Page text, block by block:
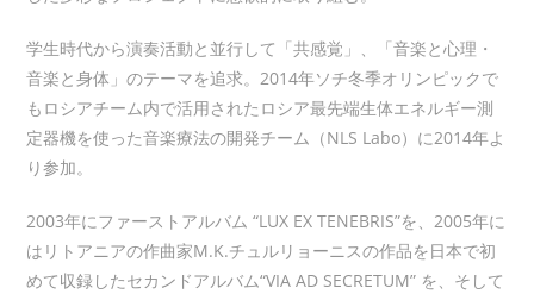
学生時代から演奏活動と並行して「共感覚」、「音楽と心理・
音楽と身体」のテーマを追求。2014年ソチ冬季オリンピックで
もロシアチーム内で活用されたロシア最先端生体エネルギー測
定器機を使った音楽療法の開発チーム（NLS Labo）に2014年よ
り参加。
2003年にファーストアルバム “LUX EX TENEBRIS”を、2005年に
はリトアニアの作曲家M.K.チュルリョーニスの作品を日本で初
めて収録したセカンドアルバム“VIA AD SECRETUM” を、そして